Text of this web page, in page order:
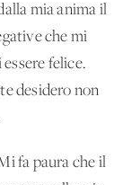
mia anima il
che mi
felice.
desidero non
fa paura che il